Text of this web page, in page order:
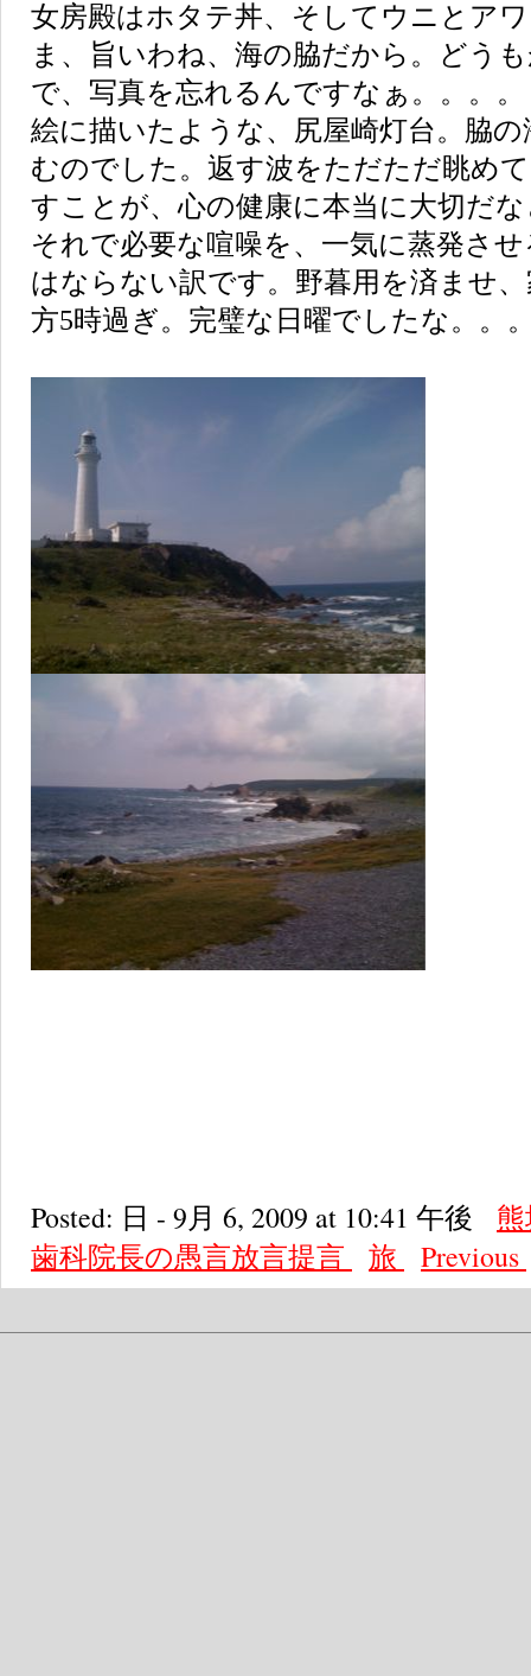
女房殿はホタテ丼、そしてウニとア
ま、旨いわね、海の脇だから。どう
で、写真を忘れるんですなぁ。。。。
絵に描いたような、尻屋崎灯台。脇
むのでした。返す波をただただ眺め
すことが、心の健康に本当に大切だ
それで必要な喧噪を、一気に蒸発さ
はならない訳です。野暮用を済ませ
方5時過ぎ。完璧な日曜でしたな。。
Posted: 日 - 9月 6, 2009 at 10:41 午後
歯科院長の愚言放言提言
旅 Previous